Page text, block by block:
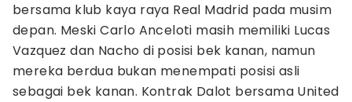
bersama klub kaya raya Real Madrid pada musim
depan. Meski Carlo Anceloti masih memiliki Lucas
Vazquez dan Nacho di posisi bek kanan, namun
mereka berdua bukan menempati posisi asli
sebagai bek kanan. Kontrak Dalot bersama United